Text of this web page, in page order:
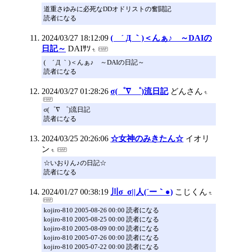
道重さゆみに必死なDDオドリストの奮闘記
読者になる
2024/03/27 18:12:09 ( ´ Д ｀)＜んぁ♪ ～DAIの
日記～ DAIｻｿ
( ´ Д ｀)＜んぁ♪ ～DAIの日記～
読者になる
2024/03/27 01:28:26 σ(゜∇ ゜)流日記 どんさん
σ(゜∇ ゜)流日記
読者になる
2024/03/25 20:26:06 ☆女神のみきたん☆ イオリ
ン
☆いおりん♪の日記☆
読者になる
2024/01/27 00:38:19 川σ_σ||人(´ー｀●) こじくん
kojiro-810 2005-08-26 00:00 読者になる
kojiro-810 2005-08-25 00:00 読者になる
kojiro-810 2005-08-09 00:00 読者になる
kojiro-810 2005-07-26 00:00 読者になる
kojiro-810 2005-07-22 00:00 読者になる